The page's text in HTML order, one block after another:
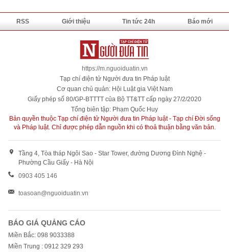
RSS Giới thiệu Tin tức 24h Báo mới
https://m.nguoiduatin.vn
Tạp chí điện tử Người đưa tin Pháp luật
Cơ quan chủ quản: Hội Luật gia Việt Nam
Giấy phép số 80/GP-BTTTT của Bộ TT&TT cấp ngày 27/2/2020
Tổng biên tập: Phạm Quốc Huy
Bản quyền thuộc Tạp chí điện tử Người đưa tin Pháp luật - Tạp chí Đời sống
và Pháp luật. Chỉ được phép dẫn nguồn khi có thoả thuận bằng văn bản.
Tầng 4, Tòa tháp Ngôi Sao - Star Tower, đường Dương Đình Nghệ -
Phường Cầu Giấy - Hà Nội
0903 405 146
toasoan@nguoiduatin.vn
BÁO GIÁ QUẢNG CÁO
Miền Bắc: 098 9033388
Miền Trung : 0912 329 293